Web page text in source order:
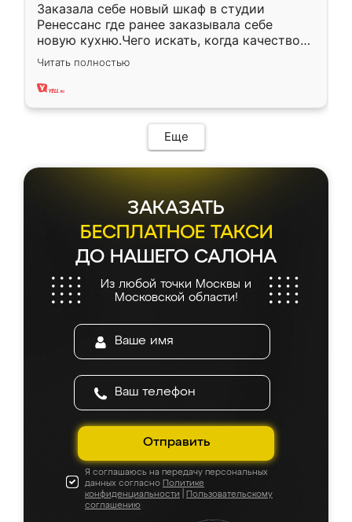
Заказала себе новый шкаф в студии
Ренессанс где ранее заказывала себе
новую кухню.Чего искать, когда качеством
вполне довольна. Служит кухня уже почти
два года, нареканий нет.
Читать полностью
Еще
ЗАКАЗАТЬ
БЕСПЛАТНОЕ ТАКСИ
ДО НАШЕГО САЛОНА
Из любой точки Москвы и
Московской области!
Отправить
Я соглашаюсь на передачу персональных
данных согласно Политике
конфиденциальности
Пользовательскому
соглашению